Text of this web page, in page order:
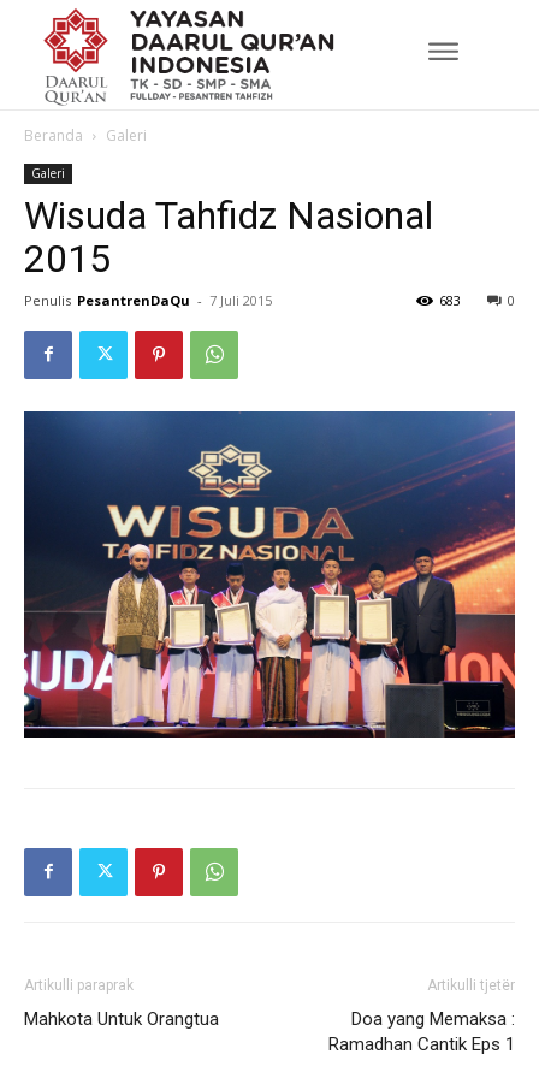
Beranda Galeri
Galeri
Wisuda Tahfidz Nasional
2015
Penulis PesantrenDaQu - 7 Juli 2015 0
683
Artikulli paraprak
Mahkota Untuk Orangtua
Artikulli tjetër
Doa yang Memaksa :
Ramadhan Cantik Eps 1